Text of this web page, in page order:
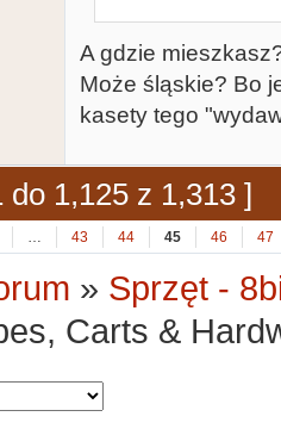
A gdzie
Może śląskie? Bo
kasety tego
do 1,125 z 1,313 ]
… 43 44 45 46 47
» Sprzęt -
Carts &